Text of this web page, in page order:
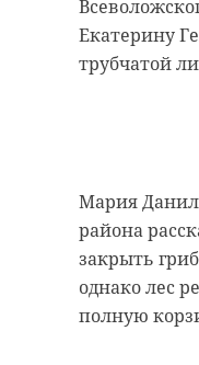
Екатерину
трубчатой
Мария
района
закрыть
однако лес
полную